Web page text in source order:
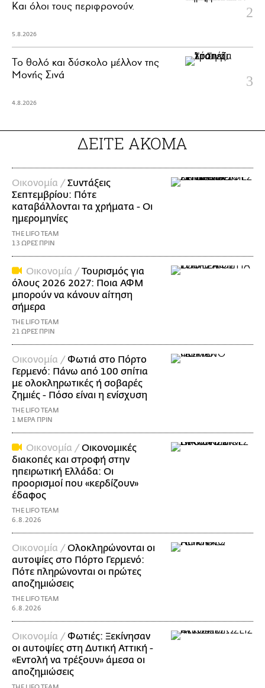
Και όλοι τους περιφρονούν.
5.8.2026
Το θολό και δύσκολο μέλλον της
Μονής Σινά
4.8.2026
ΔΕΙΤΕ ΑΚΟΜΑ
Οικονομία / Συντάξεις
Σεπτεμβρίου: Πότε
καταβάλλονται τα χρήματα - Οι
ημερομηνίες
THE LIFO TEAM
13 ΩΡΕΣ ΠΡΙΝ
Οικονομία / Τουρισμός για
όλους 2026 2027: Ποια ΑΦΜ
μπορούν να κάνουν αίτηση
σήμερα
THE LIFO TEAM
21 ΩΡΕΣ ΠΡΙΝ
Οικονομία / Φωτιά στο Πόρτο
Γερμενό: Πάνω από 100 σπίτια
με ολοκληρωτικές ή σοβαρές
ζημιές - Πόσο είναι η ενίσχυση
THE LIFO TEAM
1 ΜΕΡΑ ΠΡΙΝ
Οικονομία / Οικονομικές
διακοπές και στροφή στην
ηπειρωτική Ελλάδα: Οι
προορισμοί που «κερδίζουν»
έδαφος
THE LIFO TEAM
6.8.2026
Οικονομία / Ολοκληρώνονται οι
αυτοψίες στο Πόρτο Γερμενό:
Πότε πληρώνονται οι πρώτες
αποζημιώσεις
THE LIFO TEAM
6.8.2026
Οικονομία / Φωτιές: Ξεκίνησαν
οι αυτοψίες στη Δυτική Αττική -
«Εντολή να τρέξουν» άμεσα οι
αποζημιώσεις